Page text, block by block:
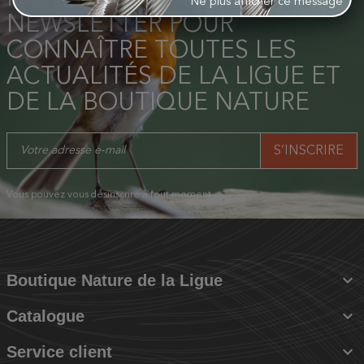
NEWSLETTER POUR
CONNAÎTRE TOUTES LES
ACTUALITÉS DE LA LIGUE ET
DE LA BOUTIQUE NATURE
Vous pouvez vous désinscrire à tout moment.
Boutique Nature de la Ligue 
Catalogue 
Service client 